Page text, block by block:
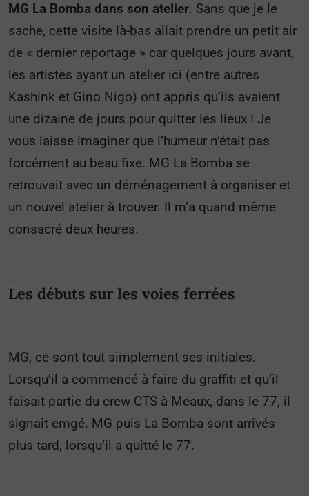
MG La Bomba dans son atelier. Sans que je le
sache, cette visite là-bas allait prendre un petit air
de « dernier reportage » car quelques jours avant,
les artistes ayant un atelier ici (entre autres
Kashink et Gino Nigo) ont appris qu’ils avaient
une dizaine de jours pour quitter les lieux ! Je
vous laisse imaginer que l’humeur n’était pas
forcément au beau fixe. MG La Bomba se
retrouvait avec un déménagement à organiser et
un nouvel atelier à trouver. Il m’a quand même
consacré deux heures.
Les débuts sur les voies ferrées
MG, ce sont tout simplement ses initiales.
Lorsqu’il a commencé à faire du graffiti et qu’il
faisait partie du crew CTS à Meaux, dans le 77, il
signait emgé. MG puis La Bomba sont arrivés
plus tard, lorsqu’il a quitté le 77.